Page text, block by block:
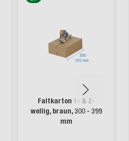
Faltkarton 1- & 2-
wellig, braun, 300 - 399
mm